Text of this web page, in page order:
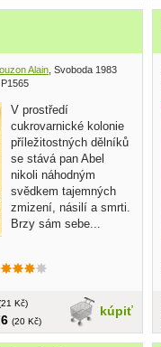
Alain , Svoboda 1983
V prostředí
cukrovarnické kolonie
příležitostných dělníků
se stává pan Abel
nikoli náhodným
svědkem tajemných
zmizení, násilí a smrti.
Brzy sám sebe...
kúpiť
Kč)
(20 Kč)